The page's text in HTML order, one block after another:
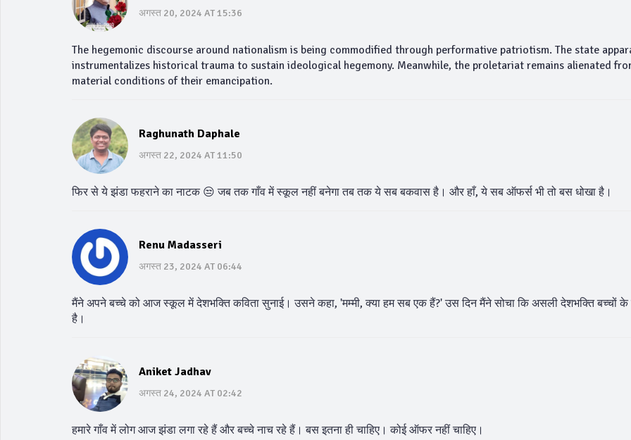
अगस्त 20, 2024 AT 15:36
The hegemonic discourse around nationalism is being commodified through performative patriotism. The state
instrumentalizes historical trauma to sustain ideological hegemony. Meanwhile, the proletariat remains alienated
material conditions of their emancipation.
Raghunath Daphale
अगस्त 22, 2024 AT 11:50
फिर से ये झंडा फहराने का नाटक 😒 जब तक गाँव में स्कूल नहीं बनेगा तब तक ये सब बकवास है। और हाँ, ये सब ऑफर्स भी तो बस धोखा है।
Renu Madasseri
अगस्त 23, 2024 AT 06:44
मैंने अपने बच्चे को आज स्कूल में देशभक्ति कविता सुनाई। उसने कहा, 'मम्मी, क्या हम सब एक हैं?' उस दिन मैंने सोचा कि असली देशभक्ति बच्चों के
है।
Aniket Jadhav
अगस्त 24, 2024 AT 02:42
हमारे गाँव में लोग आज झंडा लगा रहे हैं और बच्चे नाच रहे हैं। बस इतना ही चाहिए। कोई ऑफर नहीं चाहिए।